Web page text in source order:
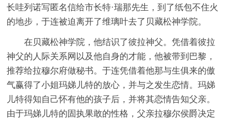
长哇列诺写匿名信给市长特·瑞那先生，到了纸包不住火
的地步，于连被迫离开了维璃叶去了贝藏松神学院。
在贝藏松神学院，他结识了彼拉神父。凭借着彼拉
神父的人际关系网以及他自身的才能，他被带到巴黎，
推荐给拉穆尔府做秘书。于连凭借着他那与生俱来的傲
气赢得了小姐玛娣儿特的放心，并与之发生恋情。玛娣
儿特得知自己怀有他的孩子后，并将其恋情告知父亲。
由于玛娣儿特的固执果敢的性格，父亲拉穆尔侯爵决定